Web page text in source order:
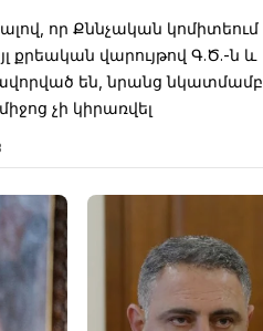
որ Քննչական կոմիտեում
քրեական վարույթով Գ.Ծ.-ն և
են, նրանց նկատմամբ
չի կիրառվել